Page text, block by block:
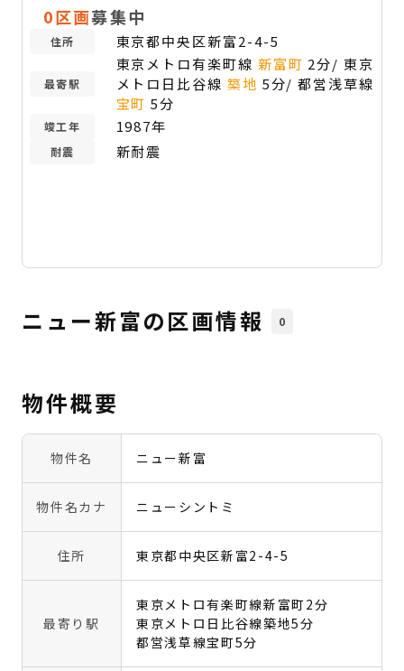
0区画募集中
住所 東京都中央区新富2-4-5
最寄駅
東京メトロ有楽町線 新富町 2分/ 東京
メトロ日比谷線 築地 5分/ 都営浅草線
宝町 5分
竣工年 1987年
耐震 新耐震
ニュー新富の区画情報 0
物件概要
物件名 ニュー新富
物件名カナ ニューシントミ
住所 東京都中央区新富2-4-5
最寄り駅
東京メトロ有楽町線新富町2分
東京メトロ日比谷線築地5分
都営浅草線宝町5分